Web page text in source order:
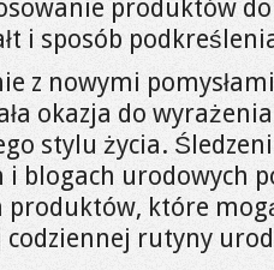
produktów
i sposób
z nowymi
okazja do
stylu życia.
i blogach urodowych
produktów, które
codziennej rutyny